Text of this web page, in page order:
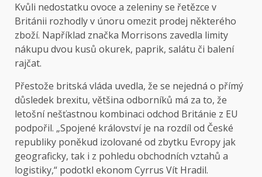
Kvůli nedostatku ovoce a zeleniny se řetězce v
Británii rozhodly v únoru omezit prodej některého
zboží. Například značka Morrisons zavedla limity
nákupu dvou kusů okurek, paprik, salátu či balení
rajčat.
Přestože britská vláda uvedla, že se nejedná o přímý
důsledek brexitu, většina odborníků má za to, že
letošní nešťastnou kombinaci odchod Británie z EU
podpořil. „Spojené království je na rozdíl od České
republiky poněkud izolované od zbytku Evropy jak
geograficky, tak i z pohledu obchodních vztahů a
logistiky,“ podotkl ekonom Cyrrus Vít Hradil.